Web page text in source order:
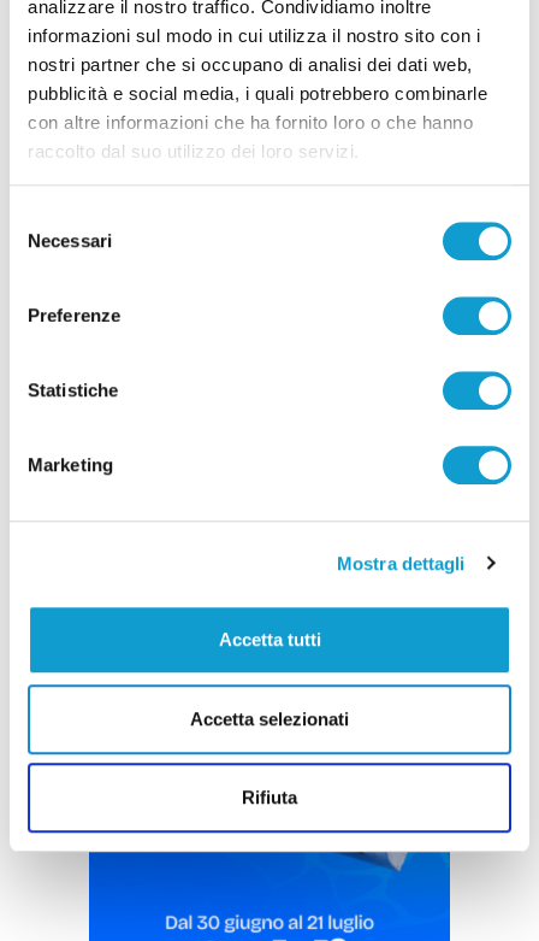
analizzare il nostro traffico. Condividiamo inoltre
informazioni sul modo in cui utilizza il nostro sito con i
nostri partner che si occupano di analisi dei dati web,
pubblicità e social media, i quali potrebbero combinarle
con altre informazioni che ha fornito loro o che hanno
raccolto dal suo utilizzo dei loro servizi.
delNecessari
Preferenze
Statistiche
Marketing
Mostra dettagli
Accetta tutti
Accetta selezionati
Rifiuta
Correlati
c’è anche il teramano Di Marcello
Pubblicità